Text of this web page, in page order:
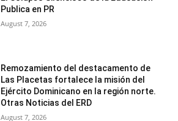
Publica en PR
August 7, 2026
Remozamiento del destacamento de
Las Placetas fortalece la misión del
Ejército Dominicano en la región norte.
Otras Noticias del ERD
August 7, 2026